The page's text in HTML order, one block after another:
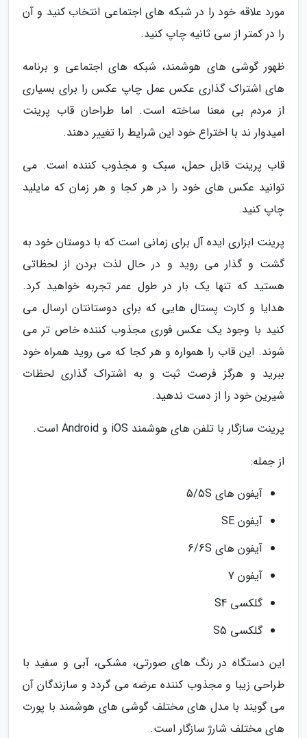
مورد علاقه خود را در شبکه های اجتماعی انتخاب کنید و آن
را در کمتر از سی ثانیه چاپ کنید.
ظهور گوشی های هوشمند، شبکه های اجتماعی و برنامه
های اشتراک گذاری عکس عمل چاپ عکس را برای بسیاری
از مردم بی معنا ساخته است. اما طراحان قاب پرینت
امیدوار ند با اختراع خود این شرایط را تغییر دهند.
قاب پرینت قابل حمل، سبک و مجذوب کننده است. می
توانید عکس های خود را در هر کجا و هر زمان که مایلید
چاپ کنید.
پرینت ابزاری ایده آل برای زمانی است که با دوستان خود به
گشت و گذار می روید و در حال لذت بردن از لحظاتی
هستید که تنها یک بار در طول عمر تجربه خواهید کرد.
هدایا و کارت پستال هایی که برای دوستانتان ارسال می
کنید با وجود یک عکس فوری مجذوب کننده خاص تر می
شوند. این قاب را همواره و هر کجا که می روید همراه خود
ببرید و هرگز فرصت ثبت و به اشتراک گذاری لحظات
شیرین خود را از دست ندهید.
پرینت سازگار با تلفن های هوشمند iOS و Android است.
از جمله:
آیفون های 5/5S
آیفون SE
آیفون های 6/6S
آیفون 7
گلکسی S4
گلکسی S5
این دستگاه در رنگ های صورتی، مشکی، آبی و سفید با
طراحی زیبا و مجذوب کننده عرضه می گردد و سازندگان آن
می گویند با مدل های مختلف گوشی های هوشمند با پورت
های مختلف شارژ سازگار است.